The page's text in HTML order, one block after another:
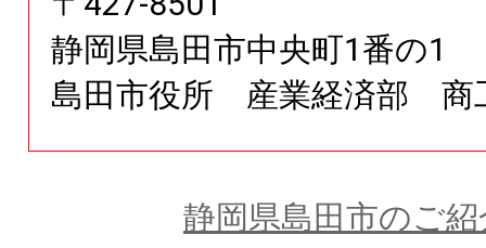
静岡県島田市中央町1番の1
島田市役所 産業経済部 商
静岡県島田市のご紹